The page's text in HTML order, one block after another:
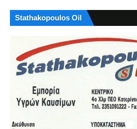
Stathakopoulos Oil